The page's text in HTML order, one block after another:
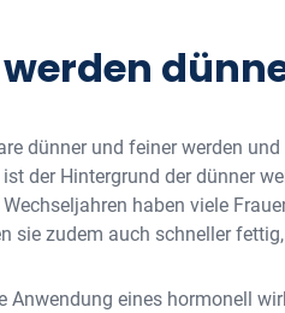
dünner und feiner werden
der Hintergrund der dünner
haben viele
sie zudem auch schneller
Anwendung eines hormonell